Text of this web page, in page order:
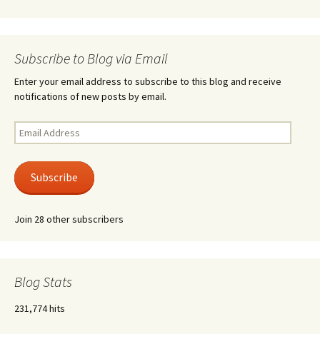
Subscribe to Blog via Email
Enter your email address to subscribe to this blog and receive
notifications of new posts by email.
Email
Address
Subscribe
Join 28 other subscribers
Blog Stats
231,774 hits